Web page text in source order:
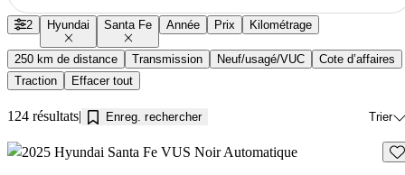
2 Hyundai Santa Fe Année Prix Kilométrage
250 km de distance Transmission Neuf/usagé/VUC
Cote d’affaires
Traction
Effacer tout
124 résultats Enreg. rechercher Trier